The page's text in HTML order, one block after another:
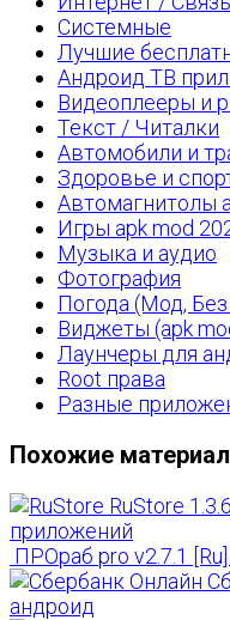
Системные
Лучшие
Андроид ТВ
Видеоплееры и
Текст / Читалки
Автомобили и
Здоровье и
Автомагнитолы
Игры apk mod
Музыка и аудио
Фотография
Погода (Мод,
Виджеты (apk
Лаунчеры для
Root права
Разные
Похожие
RuStore
приложений
ПРОраб pro v2.7.1
андроид